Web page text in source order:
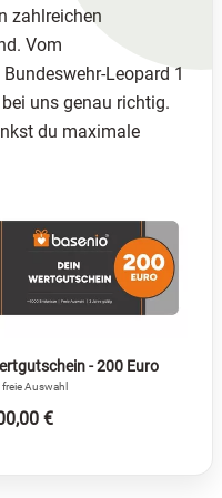
zahlreichen
Vom
Leopard 1
uns genau richtig.
du maximale
- 200 Euro
freie Auswahl
€